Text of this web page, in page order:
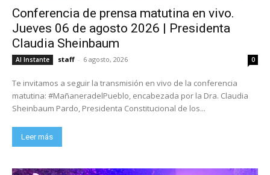
Conferencia de prensa matutina en vivo.
Jueves 06 de agosto 2026 | Presidenta
Claudia Sheinbaum
Al Instante staff - 6 agosto, 2026 0
Te invitamos a seguir la transmisión en vivo de la conferencia
matutina: #MañaneradelPueblo, encabezada por la Dra. Claudia
Sheinbaum Pardo, Presidenta Constitucional de los...
Leer más